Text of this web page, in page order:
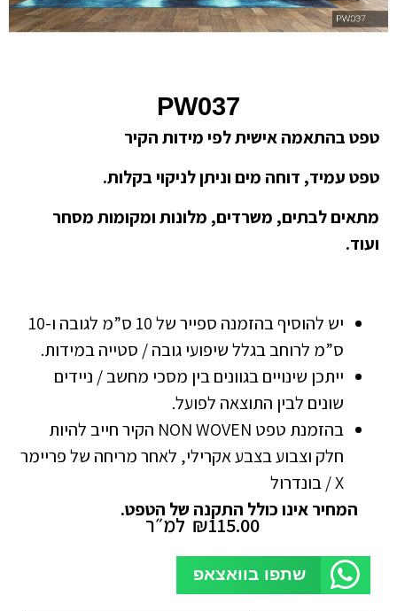
PW037
טפט בהתאמה אישית לפי מידות הקיר
טפט עמיד, דוחה מים וניתן לניקוי בקלות.
מתאים לבתים, משרדים, מלונות ומקומות מסחר
ועוד.
יש להוסיף בהזמנה ספייר של 10 ס”מ לגובה ו-10
ס”מ לרוחב בגלל שיפועי גובה / סטייה במידות.
ייתכן שינויים בגוונים בין מסכי מחשב / ניידים
שונים לבין התוצאה לפועל.
בהזמנת טפט NON WOVEN הקיר חייב להיות
חלק וצבוע בצבע אקרילי, לאחר מריחה של פריימר
X / בונדרול
המחיר אינו כולל התקנה של הטפט.
₪115.00 למ״ר
שתפו בוואצאפ